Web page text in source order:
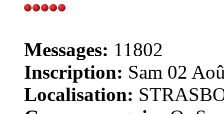
Messages: 11802
Inscription: Sam 02
Localisation: